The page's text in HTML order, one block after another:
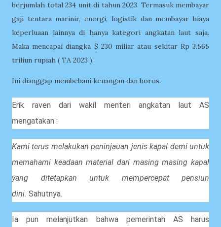
berjumlah total 234 unit di tahun 2023. Termasuk membayar
gaji tentara marinir, energi, logistik dan membayar biaya
keperluaan lainnya di hanya kategori angkatan laut saja.
Maka mencapai diangka $ 230 miliar atau sekitar Rp 3.565
triliun rupiah ( TA 2023 ).
Ini dianggap membebani keuangan dan boros.
Erik raven dari wakil menteri angkatan laut AS
mengatakan :
Kami terus melakukan peninjauan jenis kapal demi untuk
memahami keadaan material dari masing masing kapal
yang ditetapkan untuk mempercepat pensiun
dini. Sahutnya.
Ia pun melanjutkan bahwa pemerintah AS harus